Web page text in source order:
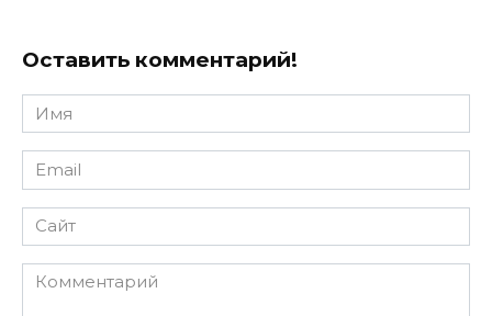
Оставить комментарий!
Имя
*
Email
*
Сайт
Комментарий